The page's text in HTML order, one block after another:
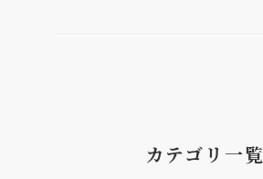
カテゴリ一覧